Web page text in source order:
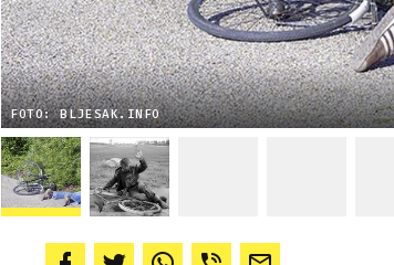
FOTO: BLJESAK.INFO